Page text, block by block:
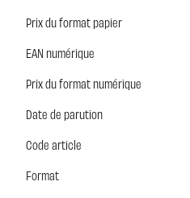
Prix du format papier
EAN numérique
Prix du format numérique
Date de parution
Code article
Format